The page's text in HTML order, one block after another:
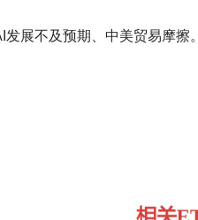
展不及预期、中美贸易摩擦。